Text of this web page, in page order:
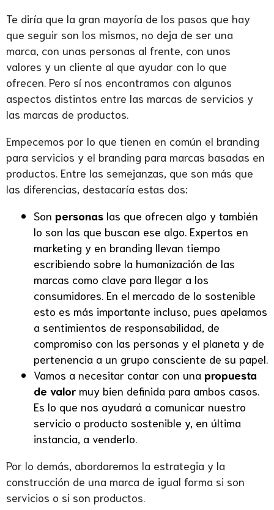
Te diría que la gran mayoría de los pasos que hay
que seguir son los mismos, no deja de ser una
marca, con unas personas al frente, con unos
valores y un cliente al que ayudar con lo que
ofrecen. Pero sí nos encontramos con algunos
aspectos distintos entre las marcas de servicios y
las marcas de productos.
Empecemos por lo que tienen en común el branding
para servicios y el branding para marcas basadas en
productos. Entre las semejanzas, que son más que
las diferencias, destacaría estas dos:
Son personas las que ofrecen algo y también
lo son las que buscan ese algo. Expertos en
marketing y en branding llevan tiempo
escribiendo sobre la humanización de las
marcas como clave para llegar a los
consumidores. En el mercado de lo sostenible
esto es más importante incluso, pues apelamos
a sentimientos de responsabilidad, de
compromiso con las personas y el planeta y de
pertenencia a un grupo consciente de su papel.
Vamos a necesitar contar con una propuesta
de valor muy bien definida para ambos casos.
Es lo que nos ayudará a comunicar nuestro
servicio o producto sostenible y, en última
instancia, a venderlo.
Por lo demás, abordaremos la estrategia y la
construcción de una marca de igual forma si son
servicios o si son productos.